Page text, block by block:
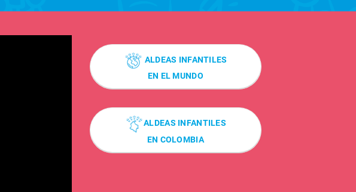
ALDEAS INFANTILES
EN EL MUNDO
ALDEAS INFANTILES
EN COLOMBIA